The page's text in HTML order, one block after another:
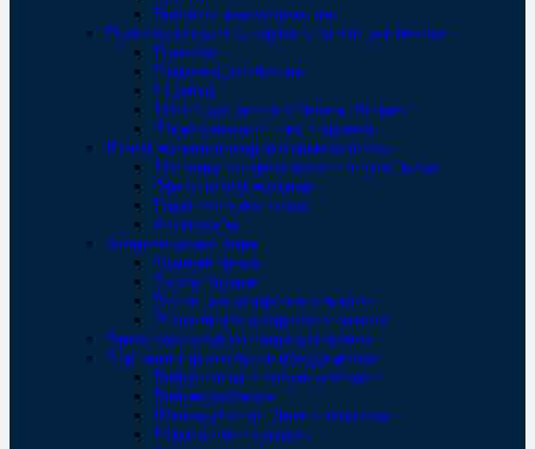
Вязатели автоматические
Правила, гладилки, скребки, малки для бетона
Правила
Гладилки для бетона
Скребки
Малки для затирки бетона. Кельмы
Формирователи шва и кромки
Шлифовально-полировальные машины
Машины шлифовально-полировальные
Фрезы шлифовальные
Пады полировальные
Аксессуары
Затирочные машины
Однороторные
Двухроторные
Диски для затирочных машин
Лопасти для затирочных машин
Фрезеровальные машины для бетона
Дорожно-строительное оборудование
Виброплиты и вибротрамбовки
Вибротрамбовки
Швонарезчики. Диски алмазные
Раздельщики трещин